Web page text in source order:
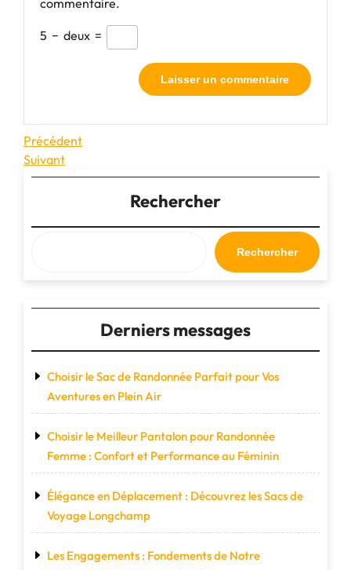
5 − deux =
Navigation
de
Article
précédent
Précédent
Article
suivant
Suivant
Rechercher
Rechercher
Derniers messages
Choisir le Sac de Randonnée Parfait pour Vos
Aventures en Plein Air
Choisir le Meilleur Pantalon pour Randonnée
Femme : Confort et Performance au Féminin
Élégance en Déplacement : Découvrez les Sacs de
Voyage Longchamp
Les Engagements : Fondements de Notre